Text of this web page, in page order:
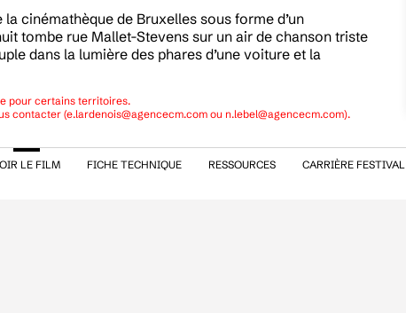
cinémathèque de Bruxelles sous forme d’un
tombe rue Mallet-Stevens sur un air de chanson triste
dans la lumière des phares d’une voiture et la
pour certains territoires.
contacter (e.lardenois@agencecm.com ou n.lebel@agencecm.com).
LE FILM FICHE TECHNIQUE RESSOURCES CARRIÈRE FESTIVAL